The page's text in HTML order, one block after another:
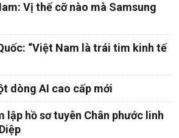
Vị thế cỡ nào mà Samsung
“Việt Nam là trái tim kinh tế
dòng AI cao cấp mới
lập hồ sơ tuyên Chân phước linh